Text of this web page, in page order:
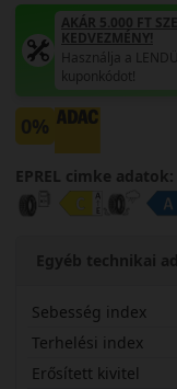
AKÁR 5.000 FT
KEDVEZMÉNY!
Használja a
kuponkódot!
0%
EPREL cimke adatok:
Egyéb technikai
Sebesség index
Terhelési index
Erősített kivitel